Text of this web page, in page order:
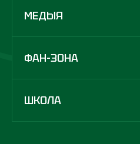
МЕДЫЯ
ФАН-ЗОНА
ШКОЛА